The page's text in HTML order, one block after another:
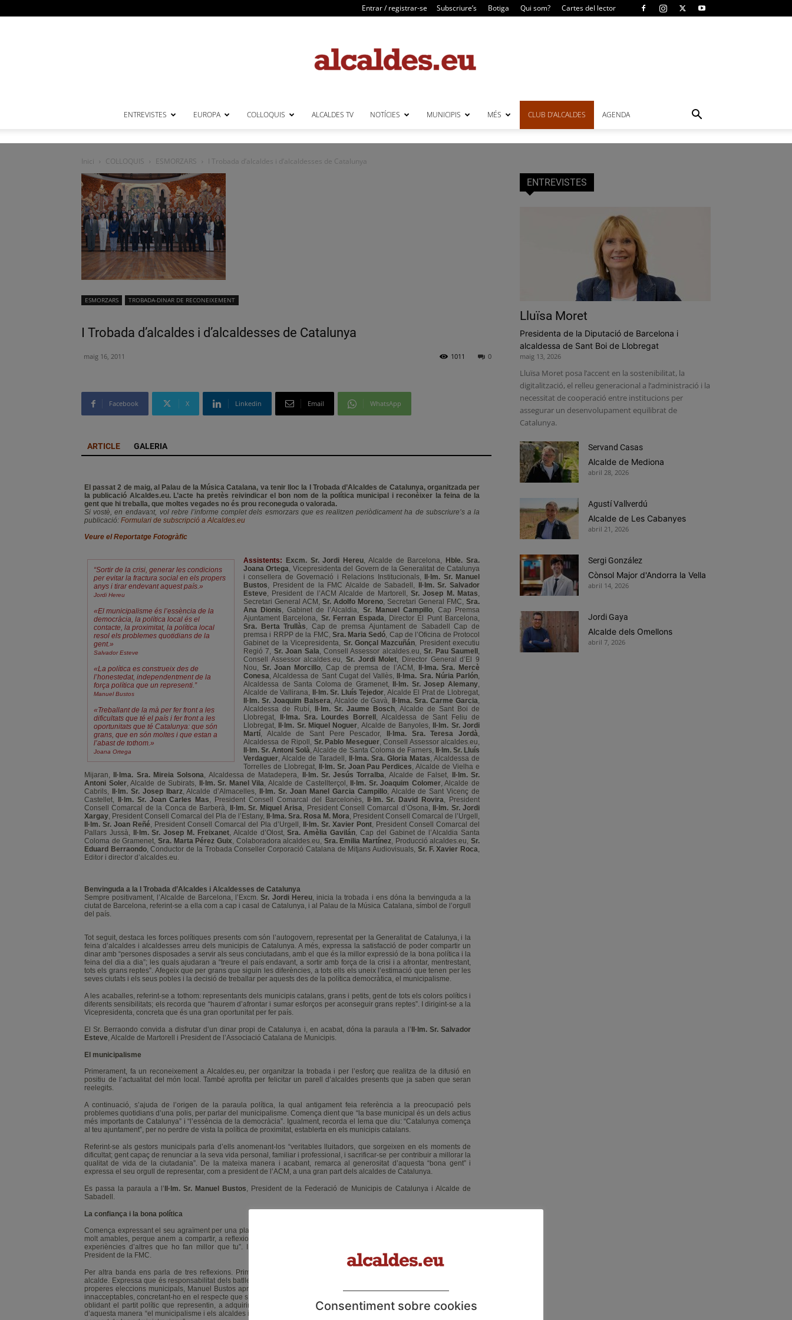
Entrar / registrar-se Subscriure’s Botiga Qui som? Cartes del lector
ENTREVISTES EUROPA COL·LOQUIS ALCALDES TV NOTÍCIES MUNICIPIS MÉS CLUB D’ALCALDES AGENDA
Inici COL·LOQUIS ESMORZARS I Trobada d’alcaldes i d’alcaldesses de Catalunya
ESMORZARS TROBADA-DINAR DE RECONEIXEMENT
I Trobada d’alcaldes i d’alcaldesses de Catalunya
maig 16, 2011 0
1011
Facebook X Linkedin Email WhatsApp
ARTICLE GALERIA
El passat 2 de maig, al Palau de la Música Catalana, va tenir lloc la I Trobada d’Alcaldes de Catalunya, organitzada per
la publicació Alcaldes.eu. L’acte ha pretès reivindicar el bon nom de la política municipal i reconèixer la feina de la
gent que hi treballa, que moltes vegades no és prou reconeguda o valorada.
Si vostè, en endavant, vol rebre l’informe complet dels esmorzars que es realitzen periòdicament ha de subscriure’s a la
publicació: Formulari de subscripció a Alcaldes.eu
Veure el Reportatge Fotogràfic
“Sortir de la crisi, generar les condicions
per evitar la fractura social en els propers
anys i tirar endevant aquest país.»
Jordi Hereu
«El municipalisme és l’essència de la
democràcia, la política local és el
contacte, la proximitat, la política local
resol els problemes quotidians de la
gent.»
Salvador Esteve
«La política es construeix des de
l’honestedat, independentment de la
força política que un representi.”
Manuel Bustos
«Treballant de la mà per fer front a les
dificultats que té el país i fer front a les
oportunitats que té Catalunya: que són
grans, que en són moltes i que estan a
l’abast de tothom.»
Joana Ortega
Assistents: Excm. Sr. Jordi Hereu, Alcalde de Barcelona, Hble. Sra.
Joana Ortega, Vicepresidenta del Govern de la Generalitat de Catalunya
i consellera de Governació i Relacions Institucionals,
Il·lm. Sr. Manuel
Bustos, President de la FMC Alcalde de Sabadell,
Il·lm. Sr. Salvador
Esteve, President de l’ACM Alcalde de Martorell,Sr. Josep M. Matas,
Secretari General ACM, Sr. Adolfo Moreno, Secretari General FMC, Sra.
Ana Dionis, Gabinet de l’Alcaldia, Sr. Manuel Campillo, Cap Premsa
Ajuntament Barcelona, Sr. Ferran Espada, Director El Punt Barcelona,
Sra. Berta Trullàs, Cap de premsa Ajuntament de Sabadell Cap de
premsa i RRPP de la FMC, Sra. Maria Sedó, Cap de l’Oficina de Protocol
Gabinet de la Vicepresidenta, Sr. Gonçal Mazcuñán, President executiu
Regió 7, Sr. Joan Sala, Consell Assessor alcaldes.eu,Sr. Pau Saumell ,
Consell Assessor alcaldes.eu, Sr. Jordi Molet, Director General d’El 9
Nou, Sr. Joan Morcillo, Cap de premsa de l’ACM,
Il·lma. Sra. Mercè
Conesa, Alcaldessa de Sant Cugat del Vallès, Il·lma. Sra. Núria Parlón,
Alcaldessa de Santa Coloma de Gramenet,
Il·lm. Sr. Josep Alemany,
Alcalde de Vallirana,
Il·lm. Sr. Lluís Tejedor, Alcalde El Prat de Llobregat,
Il·lm. Sr. Joaquim Balsera, Alcalde de Gavà, Il·lma. Sra. Carme Garcia,
Alcaldessa de Rubí,
Il·lm. Sr. Jaume Bosch, Alcalde de Sant Boi de
Llobregat,
Il·lma. Sra. Lourdes Borrell , Alcaldessa de Sant Feliu de
Llobregat,
Il·lm. Sr. Miquel Noguer, Alcalde de Banyoles,
Il·lm. Sr. Jordi
Martí, Alcalde de Sant Pere Pescador, Il·lma. Sra. Teresa Jordà,
Alcaldessa de Ripoll, Sr. Pablo Meseguer, Consell Assessor alcaldes.eu,
Il·lm. Sr. Antoni Solà, Alcalde de Santa Coloma de Farners,
Il·lm. Sr. Lluís
Verdaguer, Alcalde de Taradell, Il·lma. Sra. Gloria Matas, Alcaldessa de
Torrelles de Llobregat,
Il·lm. Sr. Joan Pau Perdices, Alcalde de Vielha e
Mijaran,
Il·lma. Sra. Mireia Solsona, Alcaldessa de Matadepera, Il·lm. Sr. Jesús Torralba, Alcalde de Falset,
Il·lm. Sr.
Antoni Soler, Alcalde de Subirats, Il·lm. Sr. Manel Vila, Alcalde de Castellterçol, Il·lm. Sr. Joaquim Colomer, Alcalde de
Cabrils,
Il·lm. Sr. Josep Ibarz, Alcalde d’Almacelles, Il·lm. Sr. Joan Manel Garcia Campillo, Alcalde de Sant Vicenç de
Castellet, Il·lm. Sr. Joan Carles Mas, President Consell Comarcal del Barcelonès,Il·lm. Sr. David Rovira, President
Consell Comarcal de la Conca de Barberà,
Il·lm. Sr. Miquel Arisa, President Consell Comarcal d’Osona,
Il·lm. Sr. Jordi
Xargay, President Consell Comarcal del Pla de l’Estany, Il·lma. Sra. Rosa M. Mora, President Consell Comarcal de l’Urgell,
Il·lm. Sr. Joan Reñé, President Consell Comarcal del Pla d’Urgell, Il·lm. Sr. Xavier Pont, President Consell Comarcal del
Pallars Jussà,Il·lm. Sr. Josep M. Freixanet, Alcalde d’Olost,Sra. Amèlia Gavilán, Cap del Gabinet de l’Alcaldia Santa
Coloma de Gramenet, Sra. Marta Pérez Guix, Colaboradora alcaldes.eu, Sra. Emilia Martínez, Producció alcaldes.eu,Sr.
Eduard Berraondo, Conductor de la Trobada Conseller Corporació Catalana de Mitjans Audiovisuals, Sr. F. Xavier Roca,
Editor i director d’alcaldes.eu.
Benvinguda a la I Trobada d’Alcaldes i Alcaldesses de Catalunya
Sempre positivament, l’Alcalde de Barcelona, l’Excm.Sr. Jordi Hereu, inicia la trobada i ens dóna la benvinguda a la
ciutat de Barcelona, referint-se a ella com a cap i casal de Catalunya, i al Palau de la Música Catalana, símbol de l’orgull
del país.
Tot seguit, destaca les forces polítiques presents com són l’autogovern, representat per la Generalitat de Catalunya, i la
feina d’alcaldes i alcaldesses arreu dels municipis de Catalunya. A més, expressa la satisfacció de poder compartir un
dinar amb “persones disposades a servir als seus conciutadans, amb el que és la millor expressió de la bona política i la
feina del dia a dia”; les quals ajudaran a “treure el país endavant, a sortir amb força de la crisi i a afrontar, mentrestant,
tots els grans reptes”. Afegeix que per grans que siguin les diferències, a tots ells els uneix l’estimació que tenen per les
seves ciutats i els seus pobles i la decisió de treballar per aquests des de la política democràtica, el municipalisme.
A les acaballes, referint-se a tothom: representants dels municipis catalans, grans i petits, gent de tots els colors polítics i
diferents sensibilitats; els recorda que “haurem d’afrontar i sumar esforços per aconseguir grans reptes”. I dirigint-se a la
Vicepresidenta, concreta que és una gran oportunitat per fer país.
El Sr. Berraondo convida a disfrutar d’un dinar propi de Catalunya i, en acabat, dóna la paraula a l’ Il·lm. Sr. Salvador
Esteve, Alcalde de Martorell i President de l’Associació Catalana de Municipis.
El municipalisme
Primerament, fa un reconeixement a Alcaldes.eu, per organitzar la trobada i per l’esforç que realitza de la difusió en
positiu de l’actualitat del món local. També aprofita per felicitar un parell d’alcaldes presents que ja saben que seran
reelegits.
A continuació, s’ajuda de l’origen de la paraula política, la qual antigament feia referència a la preocupació pels
problemes quotidians d’una polis, per parlar del municipalisme. Comença dient que “la base municipal és un dels actius
més importants de Catalunya” i “l’essència de la democràcia”. Igualment, recorda el lema que diu: “Catalunya comença
al teu ajuntament”, per no perdre de vista la política de proximitat, establerta en els municipis catalans.
Referint-se als gestors municipals parla d’ells anomenant-los “veritables lluitadors, que sorgeixen en els moments de
dificultat; gent capaç de renunciar a la seva vida personal, familiar i professional, i sacrificar-se per contribuir a millorar la
qualitat de vida de la ciutadania”. De la mateixa manera i acabant, remarca al generositat d’aquesta “bona gent” i
expressa el seu orgull de representar, com a president de l’ACM, a una gran part dels alcaldes de Catalunya.
Es passa la paraula a l’ Il·lm. Sr. Manuel Bustos, President de la Federació de Municipis de Catalunya i Alcalde de
Sabadell.
La confiança i la bona política
Comença expressant el seu agraïment per una plataforma com és alcaldes.eu, en la que “les trobades i esmorzars són
molt amables, perque anem a compartir, a reflexionar i a aprendre’n, a debatre, a contrastar idees i, fins i tot, a copiar
experiències d’altres que ho fan millor que tu”. I felicita la revista en nom dels alcaldes que ell representa com a
President de la FMC.
Per altra banda ens parla de tres reflexions. Primerament, incideix en la confiança que deposita un municipi en un
alcalde. Expressa que és responsabilitat dels batlles el retorn d’aquesta en la política. Seguidament, i amb motiu de les
properes eleccions municipals, Manuel Bustos aprofita per advertir que hi ha coses en la política democràtica que són
innacceptables, concretant-ho en el respecte que s’ha de tenir per la convivència als municipis. Per últim, convida a tots,
oblidant el partit polític que representin, a adquirir i construir la política des de l’honestadat, i s’explica afirmant que,
d’aquesta manera “el municipalisme i els alcaldes i alcaldesses tinguin cada vegada més respecte i més reconeixament
ENTREVISTES
Lluïsa Moret
Presidenta de la Diputació de Barcelona i
alcaldessa de Sant Boi de Llobregat
maig 13, 2026
Lluïsa Moret posa l’accent en la sostenibilitat, la
digitalització, el relleu generacional a l’administració i la
necessitat de cooperació entre institucions per
assegurar un desenvolupament equilibrat de
Catalunya.
Servand Casas
Alcalde de Mediona
abril 28, 2026
Agustí Vallverdú
Alcalde de Les Cabanyes
abril 21, 2026
Sergi González
Cònsol Major d'Andorra la Vella
abril 14, 2026
Jordi Gaya
Alcalde dels Omellons
abril 7, 2026
Consentiment sobre cookies